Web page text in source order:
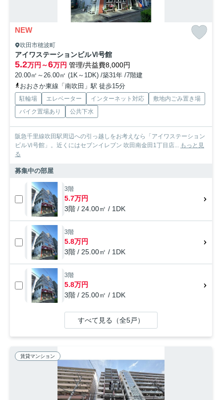
NEW
吹田市穂波町
アイワステーションビルⅥ号館
5.2万円～6万円 管理/共益費8,000円
20.00㎡～26.00㎡ (1K～1DK) /築31年 /7階建
おおさか東線「南吹田」駅 徒歩15分
駐輪場 エレベーター インターネット対応
敷地内ごみ置き場
バイク置場あり
公共下水
阪急千里線吹田駅周辺への引っ越しをお考えなら「アイワステーション
ビルⅥ号館」。近くにはセブンイレブン 吹田南金田1丁目店... もっと見
る
募集中の部屋
3階
5.7万円
3階 / 24.00㎡ / 1DK
3階
5.8万円
3階 / 25.00㎡ / 1DK
3階
5.8万円
3階 / 25.00㎡ / 1DK
すべて見る（全5戸）
賃貸マンション